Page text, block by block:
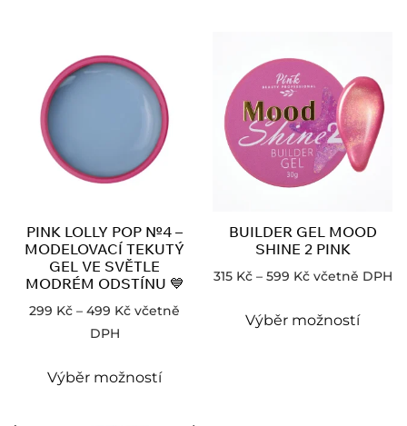
PINK LOLLY POP №4 –
MODELOVACÍ TEKUTÝ
GEL VE SVĚTLE
MODRÉM ODSTÍNU 💙
299 Kč – 499 Kč včetně
DPH
Výběr možností
BUILDER GEL MOOD
SHINE 2 PINK
315 Kč – 599 Kč včetně DPH
Výběr možností